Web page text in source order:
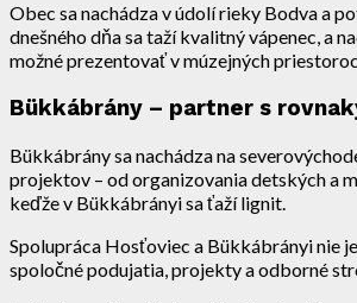
Obec sa nachádza v údolí rieky Bodva a
dnešného dňa sa taží kvalitný vápenec, a
možné prezentovať v múzejných
Bükkábrány – partner s
Bükkábrány sa nachádza na
projektov – od organizovania detských a
keďže v Bükkábrányi sa ťaží lignit.
Spolupráca Hosťoviec a Bükkábrányi nie
spoločné podujatia, projekty a odborné